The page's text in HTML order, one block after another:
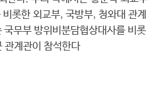
롯한 외교부, 국방부, 청와대 관계
무부 방위비분담협상대사를 비롯
관계관이 참석한다